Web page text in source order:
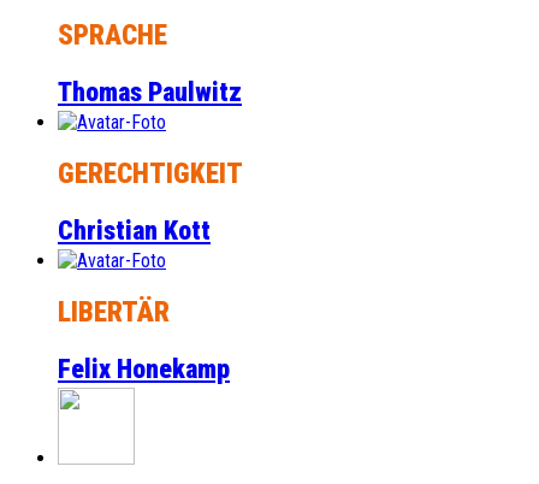
SPRACHE
Thomas Paulwitz
GERECHTIGKEIT
Christian Kott
LIBERTÄR
Felix Honekamp